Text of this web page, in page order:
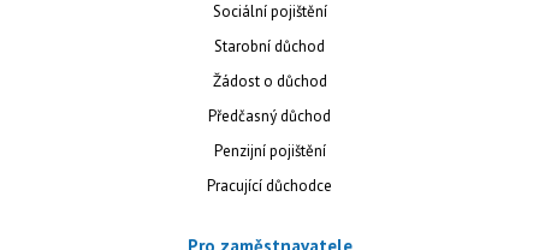
Sociální pojištění
Starobní důchod
Žádost o důchod
Předčasný důchod
Penzijní pojištění
Pracující důchodce